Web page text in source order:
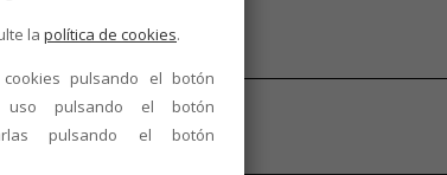
la política de cookies.
pulsando el botón
uso pulsando el botón
pulsando el botón